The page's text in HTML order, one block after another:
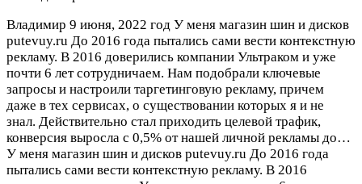
Владимир 9 июня, 2022 год У меня магазин шин и дисков
putevuy.ru До 2016 года пытались сами вести контекстную
рекламу. В 2016 доверились компании Ультраком и уже
почти 6 лет сотрудничаем. Нам подобрали ключевые
запросы и настроили таргетинговую рекламу, причем
даже в тех сервисах, о существовании которых я и не
знал. Действительно стал приходить целевой трафик,
конверсия выросла с 0,5% от нашей личной рекламы до…
У меня магазин шин и дисков putevuy.ru До 2016 года
пытались сами вести контекстную рекламу. В 2016